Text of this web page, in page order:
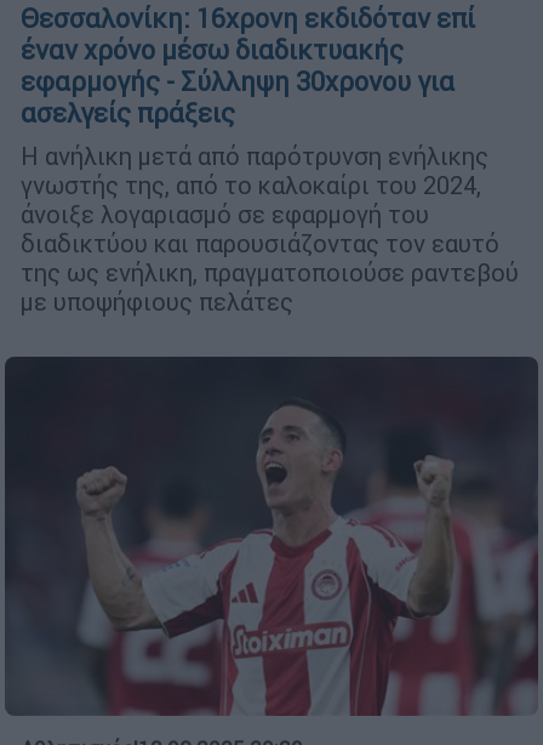
Θεσσαλονίκη: 16χρονη εκδιδόταν επί
έναν χρόνο μέσω διαδικτυακής
εφαρμογής - Σύλληψη 30χρονου για
ασελγείς πράξεις
Η ανήλικη μετά από παρότρυνση ενήλικης
γνωστής της, από το καλοκαίρι του 2024,
άνοιξε λογαριασμό σε εφαρμογή του
διαδικτύου και παρουσιάζοντας τον εαυτό
της ως ενήλικη, πραγματοποιούσε ραντεβού
με υποψήφιους πελάτες